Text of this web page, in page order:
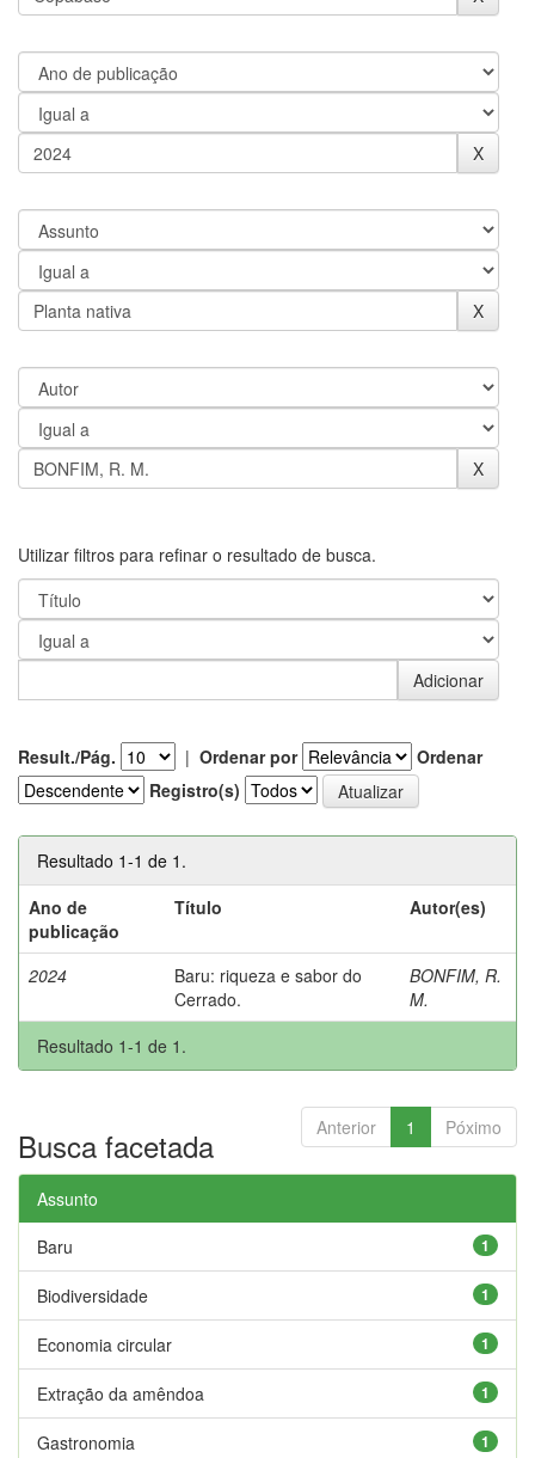
Utilizar filtros para refinar o resultado de busca.
Result./Pág. | Ordenar por
Ordenar
Registro(s)
Resultado 1-1 de 1.
Ano de
publicação
Título Autor(es)
2024
Baru: riqueza e sabor do
Cerrado.
BONFIM, R.
M.
Resultado 1-1 de 1.
Anterior 1 Póximo
Busca facetada
Assunto
1
Baru
1
Biodiversidade
1
Economia circular
1
Extração da amêndoa
1
Gastronomia